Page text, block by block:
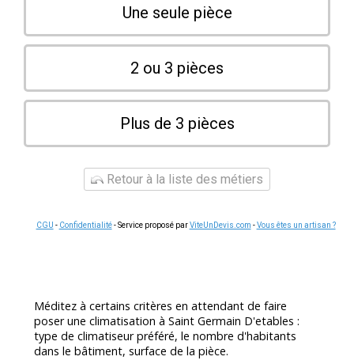
Une seule pièce
2 ou 3 pièces
Plus de 3 pièces
Retour à la liste des métiers
CGU - Confidentialité- Service proposé parViteUnDevis.com -Vous êtes un artisan ?
Méditez à certains critères en attendant de faire
poser une climatisation à Saint Germain D'etables :
type de climatiseur préféré, le nombre d'habitants
dans le bâtiment, surface de la pièce.